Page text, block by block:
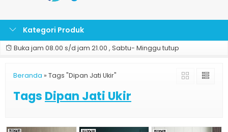
Kategori Produk
Buka jam 08.00 s/d jam 21.00 , Sabtu- Minggu tutup
Beranda » Tags "Dipan Jati Ukir"
Tags Dipan Jati Ukir